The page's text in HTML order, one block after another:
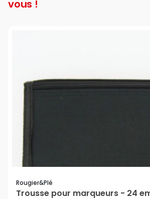
vous !
Rougier&plé
Trousse pour marqueurs - 24